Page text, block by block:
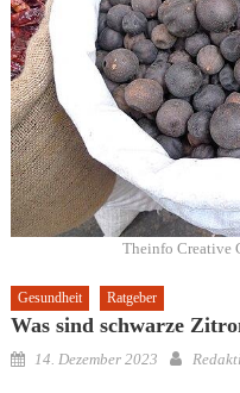
Theinfo Creative
Gesundheit Ratgeber
Was sind schwarze
Posted
14. Dezember 2023 Author